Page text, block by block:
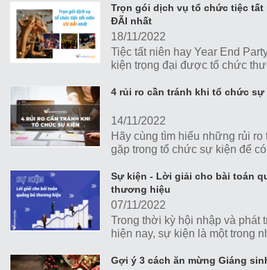
tiệc tất niên thành công, chuẩn
một số yếu tố bạn cần lưu tâm.
Wonder Media khám phá nhé!
Trọn gói dịch vụ tổ chức tiệc tất
ĐÃI nhất
18/11/2022
Tiệc tất niên hay Year End
kiện trọng đại được tổ chức
mới, đồng thời gắn kết nội bộ
4 rủi ro cần tránh khi tổ chức sự
14/11/2022
Hãy cùng tìm hiểu những rủi
gặp trong tổ chức sự kiện để
hưởng tiêu cực lên hình ảnh
lược truyền thông của doanh
Sự kiện - Lời giải cho bài toán
thương hiệu
07/11/2022
Trong thời kỳ hội nhập và phát
hiện nay, sự kiện là một trong
giúp các doanh nghiệp, tổ
Gợi ý 3 cách ăn mừng Giáng